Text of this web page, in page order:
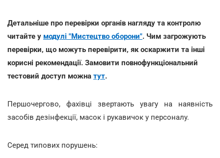
Детальніше про перевірки органів нагляду та контролю
читайте у модулі "Мистецтво оборони". Чим загрожують
перевірки, що можуть перевірити, як оскаржити та інші
корисні рекомендації. Замовити повнофункціональний
тестовий доступ можна тут.
Першочергово, фахівці звертають увагу на наявність
засобів дезінфекції, масок і рукавичок у персоналу.
Серед типових порушень: